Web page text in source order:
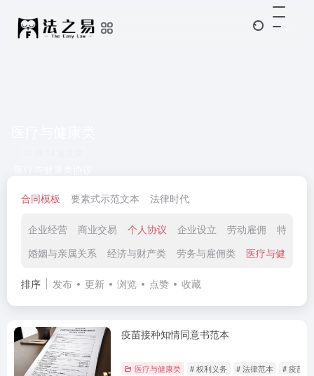
合同模板 要素式示范文本 法律时代
企业经营 商业交易 个人协议 企业设立 劳动雇佣
特殊领
婚姻与亲属关系
经济与财产类 劳务与雇佣类 医疗与健康类
排序 发布 更新 浏览 点赞 收藏
疫苗接种知情同意书范本
医疗与健康类 # 权利义务 # 法律范本 # 疫苗接